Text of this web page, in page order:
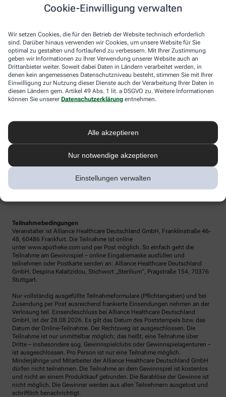
Cookie-Einwilligung verwalten
Wir setzen Cookies, die für den Betrieb der Website technisch erforderlich
sind. Darüber hinaus verwenden wir Cookies, um unsere Website für Sie
optimal zu gestalten und fortlaufend zu verbessern. Mit Ihrer Zustimmung
geben wir Informationen zu Ihrer Verwendung unserer Website auch an
Drittanbieter weiter. Soweit dabei Daten in Ländern verarbeitet werden, in
denen kein angemessenes Datenschutzniveau besteht, stimmen Sie mit Ihrer
Einwilligung zur Nutzung dieser Dienste auch der Verarbeitung Ihrer Daten in
diesen Ländern gem. Artikel 49 Abs. 1 lit. a DSGVO zu. Weitere Informationen
können Sie unserer Datenschutzerklärung entnehmen.
Alle akzeptieren
Nur notwendige akzeptieren
Einstellungen verwalten
Teilnahmebedingungen
Veranstalter ist Alliance Healthcare Deutschland GmbH, Franklinstraße 46-
48, 60486 Frankfurt. Die Teilnahme ist online
unter www.apotheke.com und per Post möglich. So einfach geht die
Teilnahme am Gewinnspiel – online Eingabemaske ausfüllen und
teilnehmen oder Postkarte senden an: Alliance Healthcare Deutschland
GmbH, Despina Kalaitzidou, Stichwort „Sterilium“, Pragstraße 154, 70376
Stuttgart.
Nur vollständig ausgefüllte Teilnahmeformulare (Pflichtangaben) und bei
Zusendung per Post ausreichend frankierte Einsendungen nehmen an der
Verlosung teil. Einsendeschluss bei Alliance Healthcare Deutschland
GmbH, ist der 28.08.2026. Es gilt das Datum des Poststempels bzw. das
Datum der Online-Teilnahme. Der Rechtsweg ist ausgeschlossen. Die
Teilnahme ist nur unmittelbar möglich; das heißt, eine Teilnahme über
Dritte – insbesondere sog. Gewinnspielclubs oder Gewinnspielagenturen –
ist ausgeschlossen. Pro Person ist nur eine Teilnahme möglich.
Minderjährige und Mitarbeiter der Alliance Healthcare Deutschland GmbH
dürfen nicht teilnehmen. Die Teilnahme an dem Gewinnspiel ist kostenlos
und nicht an einem Produktkauf gebunden. Die Barablöse der Gewinne ist
nicht möglich. Die Gewinner werden aus allen Teilnehmern ausgelost und
schriftlich benachrichtigt.